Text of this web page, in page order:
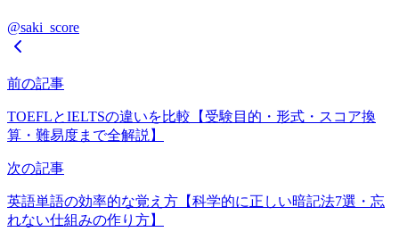
@saki_score
前の記事
TOEFLとIELTSの違いを比較【受験目的・形式・スコア換
算・難易度まで全解説】
次の記事
英語単語の効率的な覚え方【科学的に正しい暗記法7選・忘
れない仕組みの作り方】